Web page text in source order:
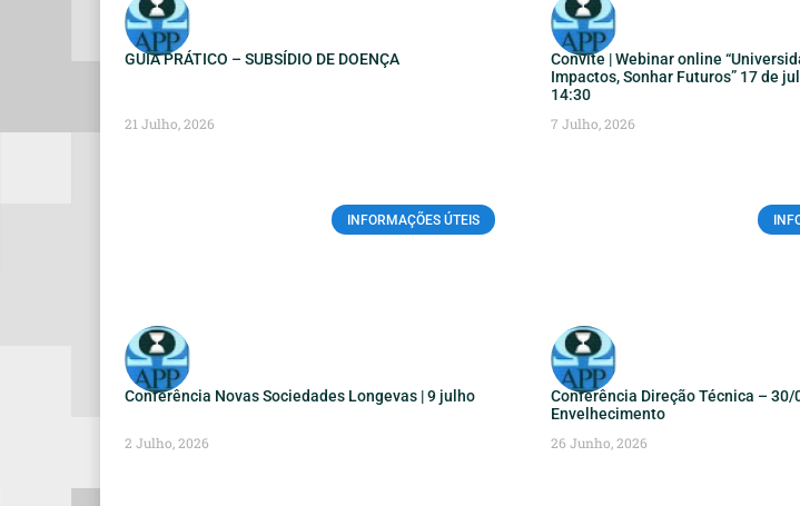
GUIA PRÁTICO – SUBSÍDIO DE DOENÇA
21 Julho, 2026
Convite | Webinar online
Impactos, Sonhar Futuros” 17 de
14:30
7 Julho, 2026
INFORMAÇÕES ÚTEIS
Conferência Novas Sociedades Longevas | 9 julho
2 Julho, 2026
Conferência Direção Técnica –
Envelhecimento
26 Junho, 2026